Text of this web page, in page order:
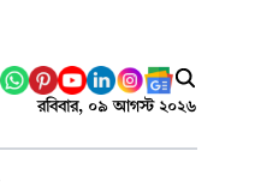
রবিবার, ০৯ আগস্ট ২০২৬